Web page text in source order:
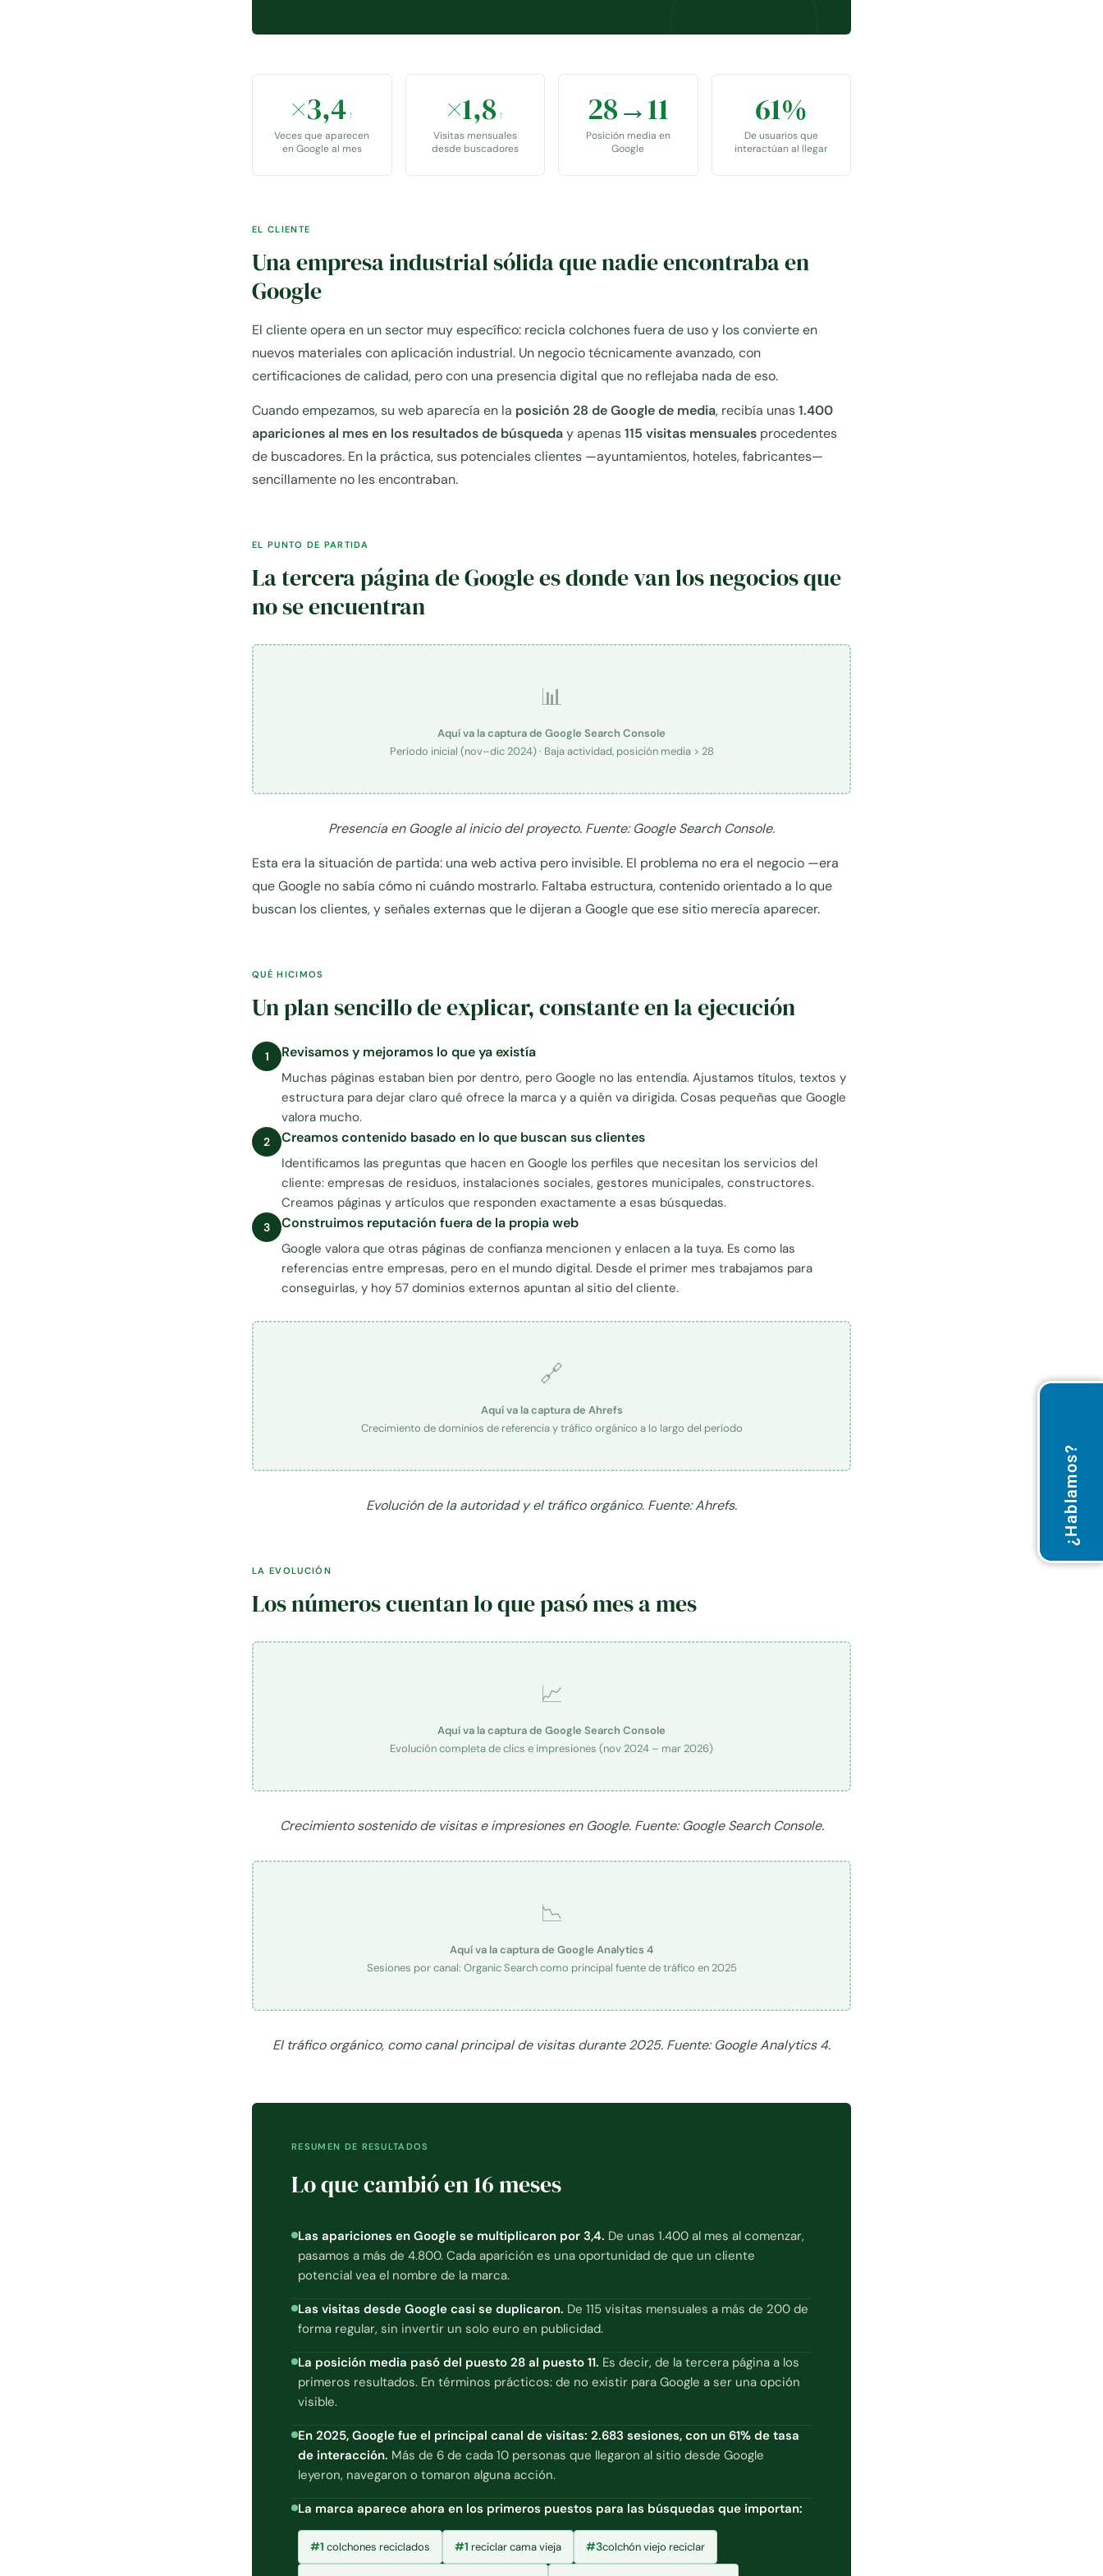
×3,4 ↑
Veces que aparecen
en Google al mes
×1,8 ↑
Visitas mensuales
desde buscadores
28→11
Posición media en
Google
61%
De usuarios que
interactúan al llegar
EL CLIENTE
Una empresa industrial sólida que nadie encontraba en
Google
El cliente opera en un sector muy específico: recicla colchones fuera de uso y los convierte en
nuevos materiales con aplicación industrial. Un negocio técnicamente avanzado, con
certificaciones de calidad, pero con una presencia digital que no reflejaba nada de eso.
Cuando empezamos, su web aparecía en la posición 28 de Google de media, recibía unas1.400
apariciones al mes en los resultados de búsqueday apenas115 visitas mensuales procedentes
de buscadores. En la práctica, sus potenciales clientes —ayuntamientos, hoteles, fabricantes—
sencillamente no les encontraban.
EL PUNTO DE PARTIDA
La tercera página de Google es donde van los negocios que
no se encuentran
📊
Aquí va la captura de Google Search Console
Período inicial (nov–dic 2024) · Baja actividad, posición media > 28
Presencia en Google al inicio del proyecto. Fuente: Google Search Console.
Esta era la situación de partida: una web activa pero invisible. El problema no era el negocio —era
que Google no sabía cómo ni cuándo mostrarlo. Faltaba estructura, contenido orientado a lo que
buscan los clientes, y señales externas que le dijeran a Google que ese sitio merecía aparecer.
QUÉ HICIMOS
Un plan sencillo de explicar, constante en la ejecución
1 Revisamos y mejoramos lo que ya existía
Muchas páginas estaban bien por dentro, pero Google no las entendía. Ajustamos títulos, textos y
estructura para dejar claro qué ofrece la marca y a quién va dirigida. Cosas pequeñas que Google
valora mucho.
2 Creamos contenido basado en lo que buscan sus clientes
Identificamos las preguntas que hacen en Google los perfiles que necesitan los servicios del
cliente: empresas de residuos, instalaciones sociales, gestores municipales, constructores.
Creamos páginas y artículos que responden exactamente a esas búsquedas.
3 Construimos reputación fuera de la propia web
Google valora que otras páginas de confianza mencionen y enlacen a la tuya. Es como las
referencias entre empresas, pero en el mundo digital. Desde el primer mes trabajamos para
conseguirlas, y hoy 57 dominios externos apuntan al sitio del cliente.
🔗
Aquí va la captura de Ahrefs
Crecimiento de dominios de referencia y tráfico orgánico a lo largo del período
Evolución de la autoridad y el tráfico orgánico. Fuente: Ahrefs.
LA EVOLUCIÓN
Los números cuentan lo que pasó mes a mes
📈
Aquí va la captura de Google Search Console
Evolución completa de clics e impresiones (nov 2024 – mar 2026)
Crecimiento sostenido de visitas e impresiones en Google. Fuente: Google Search Console.
📉
Aquí va la captura de Google Analytics 4
Sesiones por canal: Organic Search como principal fuente de tráfico en 2025
El tráfico orgánico, como canal principal de visitas durante 2025. Fuente: Google Analytics 4.
RESUMEN DE RESULTADOS
Lo que cambió en 16 meses
Las apariciones en Google se multiplicaron por 3,4. De unas 1.400 al mes al comenzar,
pasamos a más de 4.800. Cada aparición es una oportunidad de que un cliente
potencial vea el nombre de la marca.
Las visitas desde Google casi se duplicaron. De 115 visitas mensuales a más de 200 de
forma regular, sin invertir un solo euro en publicidad.
La posición media pasó del puesto 28 al puesto 11. Es decir, de la tercera página a los
primeros resultados. En términos prácticos: de no existir para Google a ser una opción
visible.
En 2025, Google fue el principal canal de visitas: 2.683 sesiones, con un 61% de tasa
de interacción. Más de 6 de cada 10 personas que llegaron al sitio desde Google
leyeron, navegaron o tomaron alguna acción.
La marca aparece ahora en los primeros puestos para las búsquedas que importan:
#1 colchones reciclados #1 reciclar cama vieja #3colchón viejo reciclar
¿Hablamos?